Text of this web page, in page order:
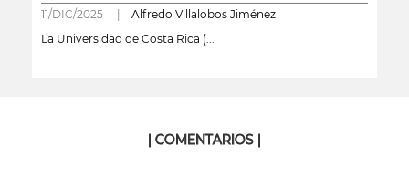
11/DIC/2025 | Alfredo Villalobos Jiménez
La Universidad de Costa Rica (...
| COMENTARIOS |